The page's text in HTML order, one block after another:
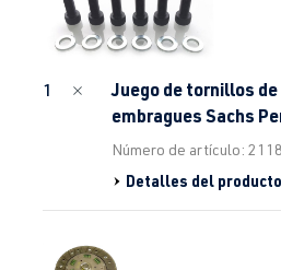
1
Juego de tornillos
embragues Sachs
Número de artículo:
Detalles del producto